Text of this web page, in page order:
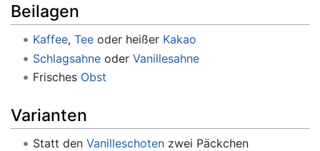
Beilagen
Kaffee, Teeoder heißer Kakao
Schlagsahneoder Vanillesahne
Frisches Obst
Varianten
Statt den Vanilleschotenzwei Päckchen